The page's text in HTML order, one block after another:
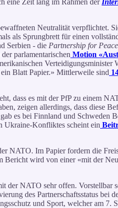
Neutralität verpflichtet.
als Sprungbrett für einen
Serbien - die Partnership for Peace
parlamentarischen Motion
Blatt Papier.» Mittlerweile sind
dass es mit der PfP zu einem
zeigen allerdings, dass diese
es bei Finnland und Schweden
Ukraine-Konfliktes scheint ein
NATO. Im Papier fordern die
Bericht wird von einer «mit der
der NATO sehr offen.
des Partnerschaftsstatus bei
und Sport, welcher am 7.